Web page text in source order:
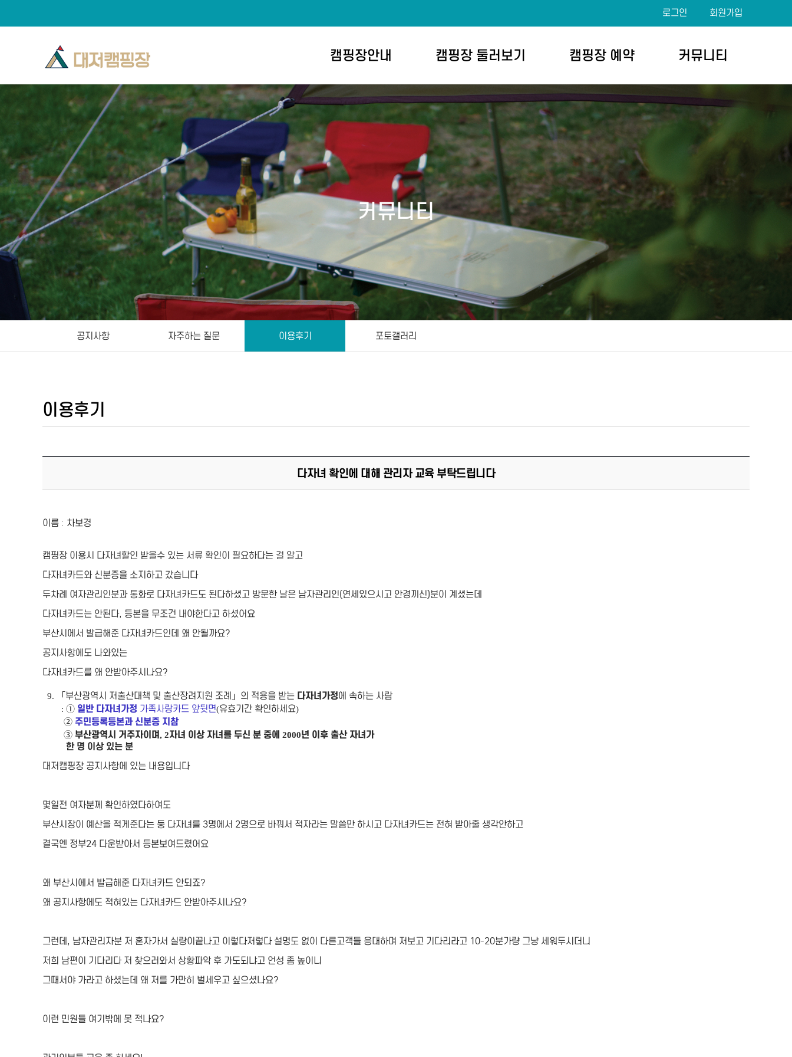
로그인 회원가입
캠핑장안내 캠핑장 둘러보기 캠핑장 예약 커뮤니티
커뮤니티
공지사항 자주하는 질문 이용후기 포토갤러리
이용후기
다자녀 확인에 대해 관리자 교육 부탁드립니다
이름 : 차보경
캠핑장 이용시 다자녀할인 받을수 있는 서류 확인이 필요하다는 걸 알고
다자녀카드와 신분증을 소지하고 갔습니다
두차례 여자관리인분과 통화로 다자녀카드도 된다하셨고 방문한 날은 남자관리인(연세있으시고 안경끼신)분이 계셨는데
다자녀카드는 안된다, 등본을 무조건 내야한다고 하셨어요
부산시에서 발급해준 다자녀카드인데 왜 안될까요?
공지사항에도 나와있는
다자녀카드를 왜 안받아주시나요?
9. 「부산광역시 저출산대책 및 출산장려지원 조례 」 의 적용을 받는 다자녀가정에 속하는 사람
: ① 일반 다자녀가정 가족사랑카드 앞뒷면(유효기간 확인하세요)
② 주민등록등본과 신분증 지참
③ 부산광역시 거주자이며, 2자녀 이상 자녀를 두신 분 중에 2000년 이후 출산 자녀가
한 명 이상 있는 분
대저캠핑장 공지사항에 있는 내용입니다
몇일전 여자분께 확인하였다하여도
부산시장이 예산을 적게준다는 둥 다자녀를 3명에서 2명으로 바꿔서 적자라는 말씀만 하시고 다자녀카드는 전혀 받아줄 생각안하고
결국엔 정부24 다운받아서 등본보여드렸어요
왜 부산시에서 발급해준 다자녀카드 안되죠?
왜 공지사항에도 적혀있는 다자녀카드 안받아주시나요?
그런데, 남자관리자분 저 혼자가서 실랑이끝나고 이렇다저렇다 설명도 없이 다른고객들 응대하며 저보고 기다리라고 10-20분가량 그냥 세워두시더니
저희 남편이 기다리다 저 찾으러와서 상황파악 후 가도되냐고 언성 좀 높이니
그때서야 가라고 하셨는데 왜 저를 가만히 벌세우고 싶으셨나요?
이런 민원들 여기밖에 못 적나요?